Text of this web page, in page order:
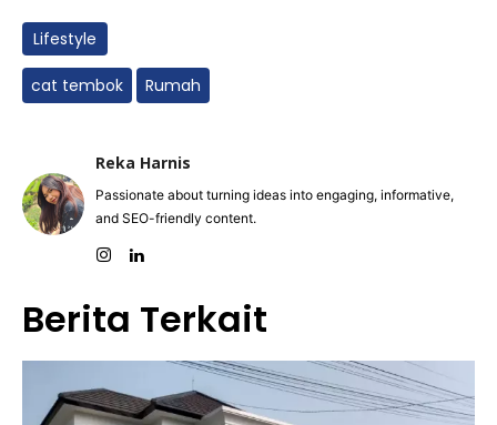
Lifestyle
cat tembok Rumah
Reka Harnis
Passionate about turning ideas into engaging, informative,
and SEO-friendly content.
Berita Terkait